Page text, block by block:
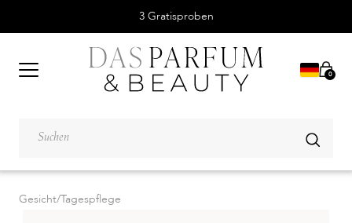
3 Gratisproben
0
Gesicht/Tagespflege